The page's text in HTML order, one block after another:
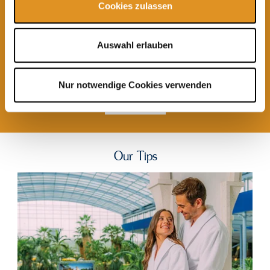
Cookies zulassen
Auswahl erlauben
Nur notwendige Cookies verwenden
Entrance Vouchers
moreoffers
Our Tips